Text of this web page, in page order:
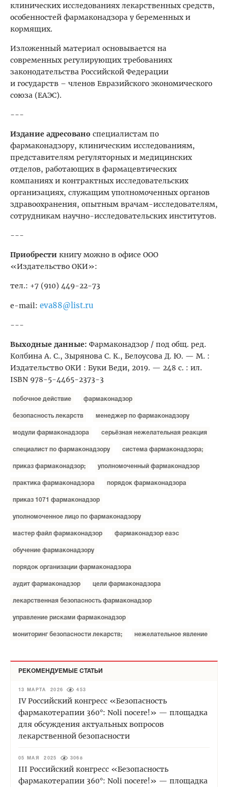
клинических исследованиях лекарственных средств,
особенностей фармаконадзора у беременных и
кормящих.
Изложенный материал основывается на
современных регулирующих требованиях
законодательства Российской Федерации
и государств – членов Евразийского экономического
союза (ЕАЭС).
---
Издание адресовано специалистам по
фармаконадзору, клиническим исследованиям,
представителям регуляторных и медицинских
отделов, работающих в фармацевтических
компаниях и контрактных исследовательских
организациях, служащим уполномоченных органов
здравоохранения, опытным врачам-исследователям,
сотрудникам научно-исследовательских институтов.
---
Приобрести книгу можно в офисе ООО
«Издательство ОКИ»:
тел.: +7 (910) 449-22-73
e-mail: eva88@list.ru
---
Выходные данные: Фармаконадзор / под общ. ред.
Колбина А. С., Зырянова С. К., Белоусова Д. Ю. — М. :
Издательство ОКИ : Буки Веди, 2019. — 248 с. : ил.
ISBN 978-5-4465-2373-3
побочное действие фармаконадзор
безопасность лекарств менеджер по фармаконадзору
модули фармаконадзора серьёзная нежелательная реакция
специалист по фармаконадзору система фармаконадзора;
приказ фармаконадзор; уполномоченный фармаконадзор
практика фармаконадзора порядок фармаконадзора
приказ 1071 фармаконадзор
уполномоченное лицо по фармаконадзору
мастер файл фармаконадзор фармаконадзор еаэс
обучение фармаконадзору
порядок организации фармаконадзора
аудит фармаконадзор цели фармаконадзора
лекарственная безопасность фармаконадзор
управление рисками фармаконадзор
мониторинг безопасности лекарств; нежелательное явление
РЕКОМЕНДУЕМЫЕ СТАТЬИ
13 МАРТА 2026 453
IV Российский конгресс «Безопасность
фармакотерапии 360°: Noli nocere!» — площадка
для обсуждения актуальных вопросов
лекарственной безопасности
05 МАЯ 2025 3068
III Российский конгресс «Безопасность
фармакотерапии 360°: Noli nocere!» — площадка